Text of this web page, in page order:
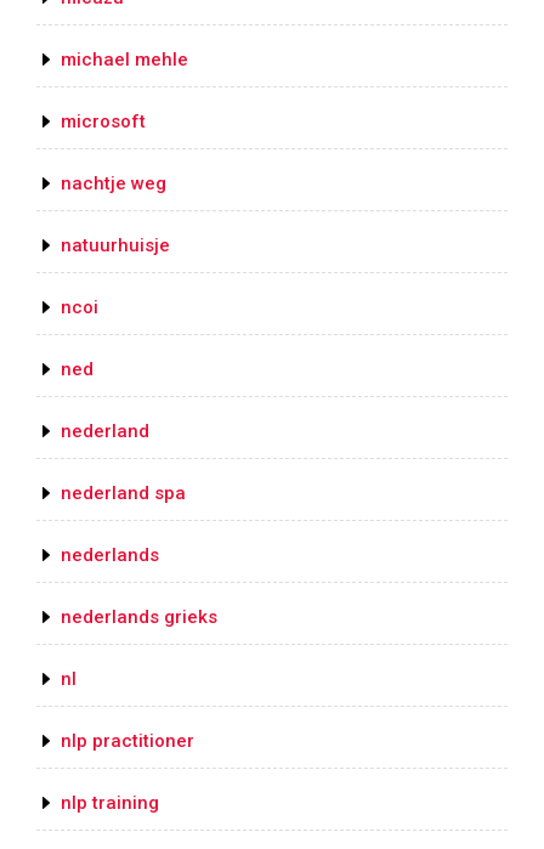
michael mehle
microsoft
nachtje weg
natuurhuisje
ncoi
ned
nederland
nederland spa
nederlands
nederlands grieks
nl
nlp practitioner
nlp training